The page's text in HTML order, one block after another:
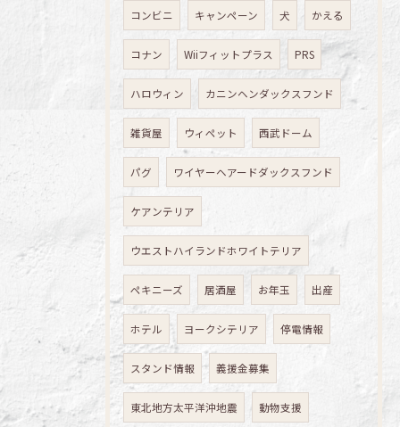
コンビニ キャンペーン 犬 かえる
コナン Wiiフィットプラス PRS
ハロウィン カニンヘンダックスフンド
雑貨屋 ウィペット 西武ドーム
パグ ワイヤーヘアードダックスフンド
ケアンテリア
ウエストハイランドホワイトテリア
ペキニーズ 居酒屋 お年玉 出産
ホテル ヨークシテリア 停電情報
スタンド情報 義援金募集
東北地方太平洋沖地震 動物支援